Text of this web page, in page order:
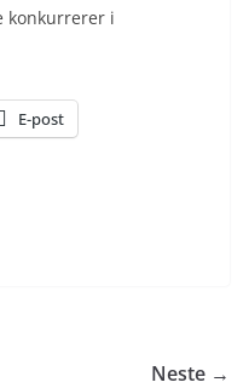
konkurrerer i
E-post
Neste →